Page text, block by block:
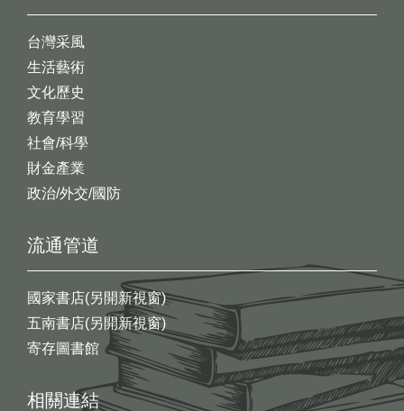
台灣采風
生活藝術
文化歷史
教育學習
社會/科學
財金產業
政治/外交/國防
流通管道
國家書店(另開新視窗)
五南書店(另開新視窗)
寄存圖書館
相關連結